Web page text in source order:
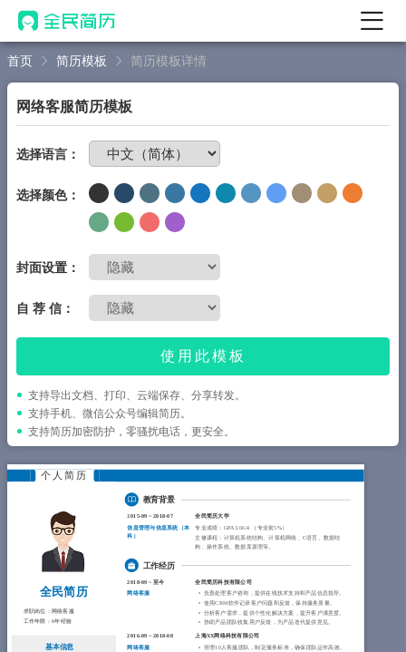
首页
AI 简历工具
AI 优化简历
AI 翻译简历
AI 诊断简历
AI 模拟面试
面试自我介绍
简历教程
登录 / 注册
首页 简历模板 简历模板详情
网络客服简历模板
选择语言：
选择颜色：
封面设置：
自 荐 信：
使用此模板
支持导出文档、打印、云端保存、分享转发。
支持手机、微信公众号编辑简历。
支持简历加密防护，零骚扰电话，更安全。
个人简历
全民简历
求职岗位： 网络客服
工作年限： 6年经验
基本信息
教育背景
2015-09 ~ 2018-07
信息管理与信息系统（本
科 ）
全民简历大学
专业成绩：GPA 3.66/4 （专业前5%）
主修课程：计算机系统结构、计算机网络、C语言、数据结
构、操作系统、数据库原理等。
工作经历
2018-09 ~ 至今
网络客服
全民简历科技有限公司
负责处理客户咨询，提供在线技术支持和产品信息指导。
使用CRM软件记录客户问题和反馈，保持服务质量。
分析客户需求，提供个性化解决方案，提升客户满意度。
协助产品团队收集用户反馈，为产品迭代提供意见。
2016-09 ~ 2018-08
网络客服
上海XX网络科技有限公司
管理10人客服团队，制定服务标准，确保团队运作高效。